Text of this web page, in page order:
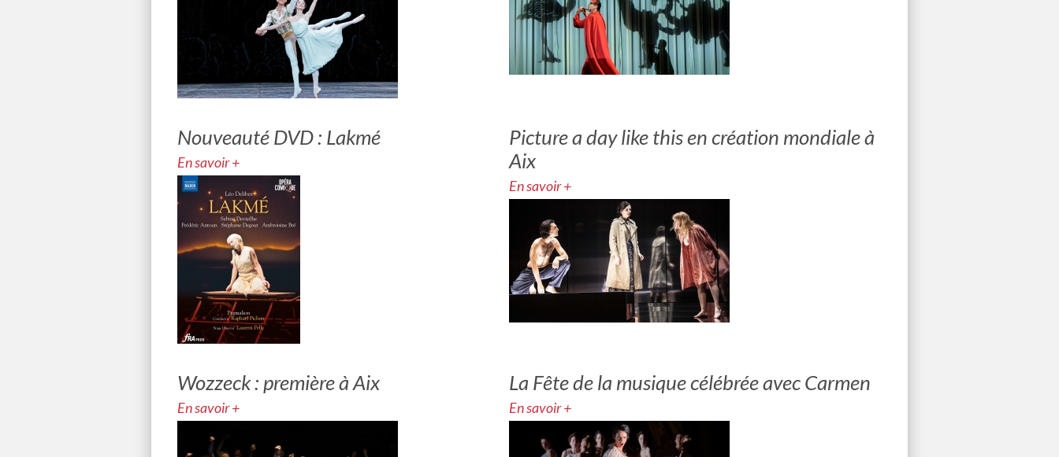
Nouveauté DVD : Lakmé
En savoir +
Picture a day like this en création mondiale à
Aix
En savoir +
Wozzeck : première à Aix
En savoir +
La Fête de la musique célébrée avec Carmen
En savoir +